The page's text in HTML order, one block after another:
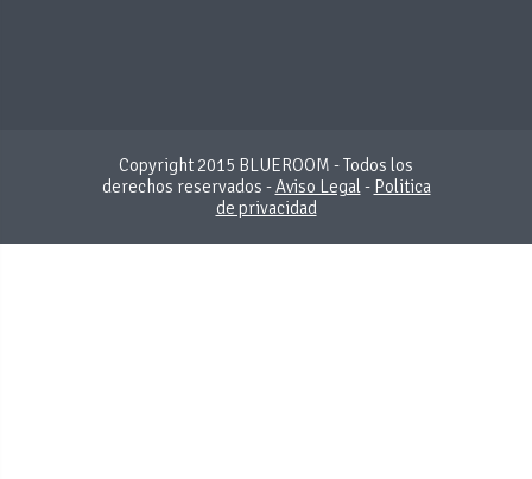
Copyright 2015 BLUEROOM - Todos los
derechos reservados -Aviso Legal- Politica
de privacidad